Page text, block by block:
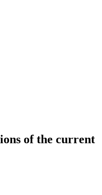
of the current